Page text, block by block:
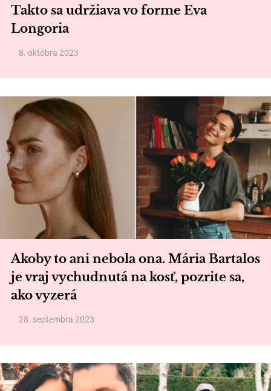
Takto sa udržiava vo forme Eva
Longoria
8. októbra 2023
Akoby to ani nebola ona. Mária Bartalos
je vraj vychudnutá na kosť, pozrite sa,
ako vyzerá
28. septembra 2023